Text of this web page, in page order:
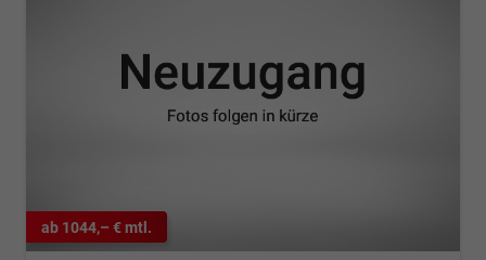
ab 1044,– € mtl.